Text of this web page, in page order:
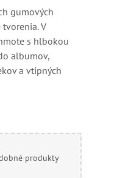
gumových
V
s hlbokou
albumov,
a vtipných
produkty